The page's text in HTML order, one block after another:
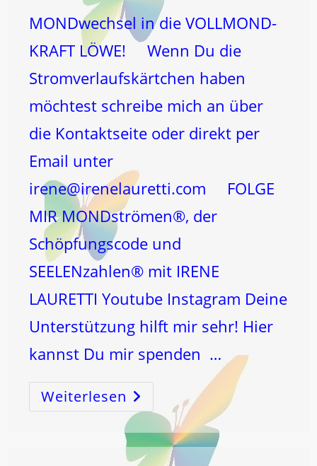
MONDwechsel in die VOLLMOND-
KRAFT LÖWE! Wenn Du die
Stromverlaufskärtchen haben
möchtest schreibe mich an über
die Kontaktseite oder direkt per
Email unter
irene@irenelauretti.com FOLGE
MIR MONDströmen®, der
Schöpfungscode und
SEELENzahlen® mit IRENE
LAURETTI Youtube Instagram Deine
Unterstützung hilft mir sehr! Hier
kannst Du mir spenden …
Weiterlesen MONDwechsel
In
Die
VOLLMOND-
KRAFT
LÖWE!